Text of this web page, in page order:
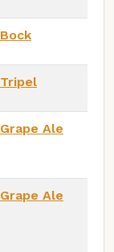
Bock
Tripel
Grape Ale
Grape Ale